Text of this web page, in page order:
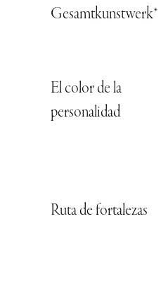
Gesamtkunstwerk*
El color de la
personalidad
Ruta de fortalezas